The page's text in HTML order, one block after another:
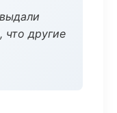
что другие